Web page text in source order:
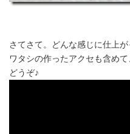
さてさて。どんな感じに仕上が
ワタシの作ったアクセも含め
どうぞ♪